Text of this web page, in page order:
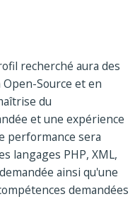
recherché aura des
Source et en
du
et une expérience
performance sera
langages PHP, XML,
ainsi qu'une
demandées